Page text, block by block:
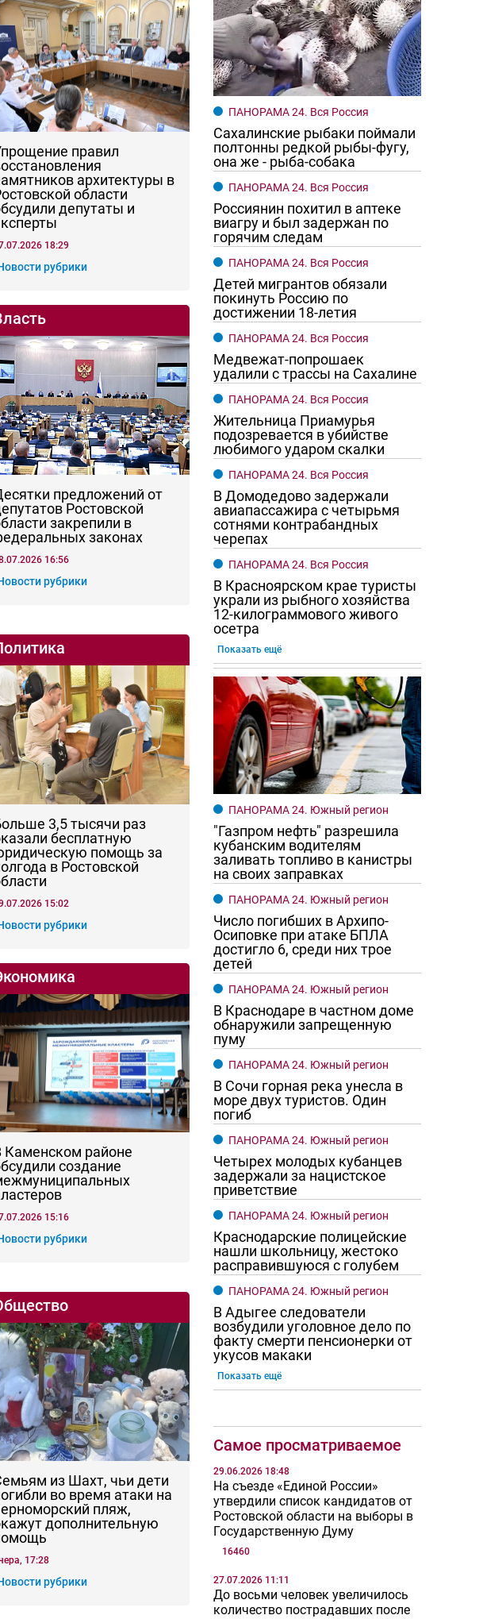
Чего хотят женщины? Ростовчане смотрите в оба
правил
архитектуры в
области
депутаты и
18:29
рубрики
предложений от
Ростовской
закрепили в
законах
16:56
рубрики
3,5 тысячи раз
бесплатную
помощь за
в Ростовской
15:02
рубрики
Каменском районе
создание
15:16
рубрики
из Шахт, чьи дети
во время атаки на
пляж,
дополнительную
17:28
рубрики
ПАНОРАМА 24. Вся Россия
Сахалинские рыбаки поймали
полтонны редкой рыбы-фугу,
она же - рыба-собака
ПАНОРАМА 24. Вся Россия
Россиянин похитил в аптеке
виагру и был задержан по
горячим следам
ПАНОРАМА 24. Вся Россия
Детей мигрантов обязали
покинуть Россию по
достижении 18-летия
ПАНОРАМА 24. Вся Россия
Медвежат-попрошаек
удалили с трассы на Сахалине
ПАНОРАМА 24. Вся Россия
Жительница Приамурья
подозревается в убийстве
любимого ударом скалки
ПАНОРАМА 24. Вся Россия
В Домодедово задержали
авиапассажира с четырьмя
сотнями контрабандных
черепах
ПАНОРАМА 24. Вся Россия
В Красноярском крае туристы
украли из рыбного хозяйства
12-килограммового живого
осетра
Показать ещё
ПАНОРАМА 24. Южный регион
"Газпром нефть" разрешила
кубанским водителям
заливать топливо в канистры
на своих заправках
ПАНОРАМА 24. Южный регион
Число погибших в Архипо-
Осиповке при атаке БПЛА
достигло 6, среди них трое
детей
ПАНОРАМА 24. Южный регион
В Краснодаре в частном доме
обнаружили запрещенную
пуму
ПАНОРАМА 24. Южный регион
В Сочи горная река унесла в
море двух туристов. Один
погиб
ПАНОРАМА 24. Южный регион
Четырех молодых кубанцев
задержали за нацистское
приветствие
ПАНОРАМА 24. Южный регион
Краснодарские полицейские
нашли школьницу, жестоко
расправившуюся с голубем
ПАНОРАМА 24. Южный регион
В Адыгее следователи
возбудили уголовное дело по
факту смерти пенсионерки от
укусов макаки
Показать ещё
Самое просматриваемое
29.06.2026 18:48
На съезде «Единой России»
утвердили список кандидатов от
Ростовской области на выборы в
Государственную Думу
16460
27.07.2026 11:11
До восьми человек увеличилось
количество пострадавших после